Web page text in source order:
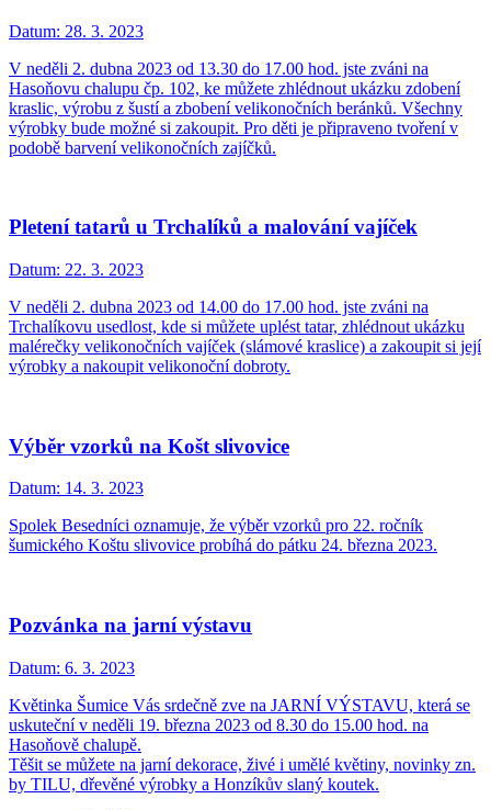
Datum: 28. 3. 2023
V neděli 2. dubna 2023 od 13.30 do 17.00 hod. jste zváni na
Hasoňovu chalupu čp. 102, ke můžete zhlédnout ukázku zdobení
kraslic, výrobu z šustí a zbobení velikonočních beránků. Všechny
výrobky bude možné si zakoupit. Pro děti je připraveno tvoření v
podobě barvení velikonočních zajíčků.
Pletení tatarů u Trchalíků a malování vajíček
Datum: 22. 3. 2023
V neděli 2. dubna 2023 od 14.00 do 17.00 hod. jste zváni na
Trchalíkovu usedlost, kde si můžete uplést tatar, zhlédnout ukázku
malérečky velikonočních vajíček (slámové kraslice) a zakoupit si její
výrobky a nakoupit velikonoční dobroty.
Výběr vzorků na Košt slivovice
Datum: 14. 3. 2023
Spolek Besedníci oznamuje, že výběr vzorků pro 22. ročník
šumického Koštu slivovice probíhá do pátku 24. března 2023.
Pozvánka na jarní výstavu
Datum: 6. 3. 2023
Květinka Šumice Vás srdečně zve na JARNÍ VÝSTAVU, která se
uskuteční v neděli 19. března 2023 od 8.30 do 15.00 hod. na
Hasoňově chalupě.
Těšit se můžete na jarní dekorace, živé i umělé květiny, novinky zn.
by TILU, dřevěné výrobky a Honzíkův slaný koutek.